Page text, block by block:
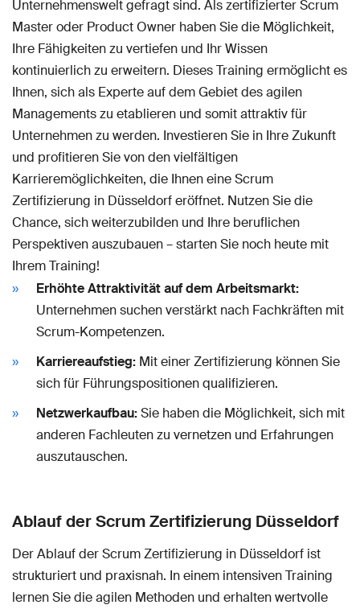
Unternehmenswelt gefragt sind. Als zertifizierter Scrum
Master oder Product Owner haben Sie die Möglichkeit,
Ihre Fähigkeiten zu vertiefen und Ihr Wissen
kontinuierlich zu erweitern. Dieses Training ermöglicht es
Ihnen, sich als Experte auf dem Gebiet des agilen
Managements zu etablieren und somit attraktiv für
Unternehmen zu werden. Investieren Sie in Ihre Zukunft
und profitieren Sie von den vielfältigen
Karrieremöglichkeiten, die Ihnen eine Scrum
Zertifizierung in Düsseldorf eröffnet. Nutzen Sie die
Chance, sich weiterzubilden und Ihre beruflichen
Perspektiven auszubauen – starten Sie noch heute mit
Ihrem Training!
Erhöhte Attraktivität auf dem Arbeitsmarkt:
Unternehmen suchen verstärkt nach Fachkräften mit
Scrum-Kompetenzen.
Karriereaufstieg: Mit einer Zertifizierung können Sie
sich für Führungspositionen qualifizieren.
Netzwerkaufbau:Sie haben die Möglichkeit, sich mit
anderen Fachleuten zu vernetzen und Erfahrungen
auszutauschen.
Ablauf der Scrum Zertifizierung Düsseldorf
Der Ablauf der Scrum Zertifizierung in Düsseldorf ist
strukturiert und praxisnah. In einem intensiven Training
lernen Sie die agilen Methoden und erhalten wertvolle